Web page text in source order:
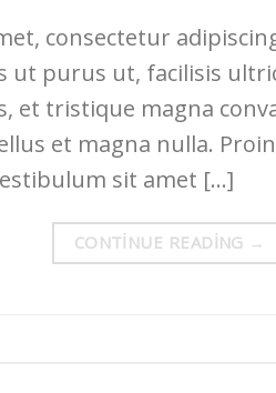
consectetur
ut purus ut, facilisis
et tristique magna
et magna nulla.
sit amet […]
CONTINUE READING →